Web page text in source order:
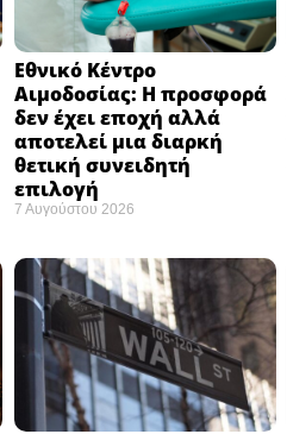
Εθνικό Κέντρο
Αιμοδοσίας: H προσφορά
δεν έχει εποχή αλλά
αποτελεί μια διαρκή
θετική συνειδητή
επιλογή ​
7 Αυγούστου 2026